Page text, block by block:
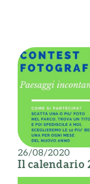
26/08/2020
Il calendario